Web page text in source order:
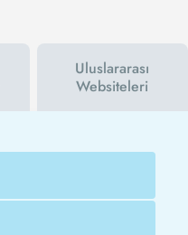
Uluslararası
Websiteleri